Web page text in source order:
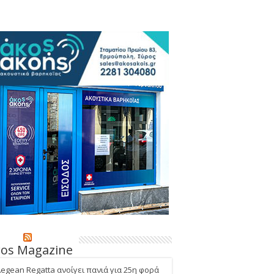
Magazine
Regatta ανοίγει πανιά για 25η φορά